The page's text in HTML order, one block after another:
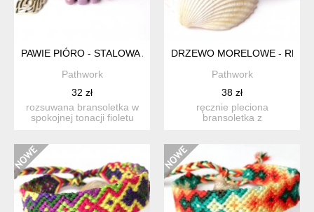
PAWIE PIÓRO - STALOWA ZAWIESZKA, ROZSUWANA
Pathwork
32 zł
rozsuwana bransoletka w
spokojnej tonacji fioletu
DRZEWO MORELOWE -
Pathwork
38 zł
ręcznie pleciona
bransoletka z